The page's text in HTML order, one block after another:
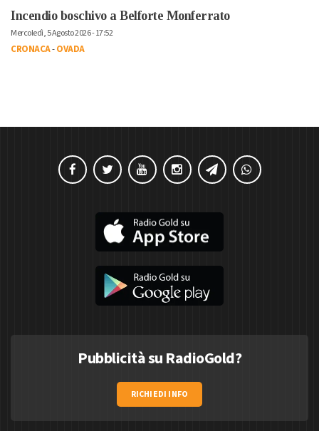
Incendio boschivo a Belforte Monferrato
Mercoledì, 5 Agosto 2026 - 17:52
CRONACA-OVADA
Pubblicità su RadioGold?
RICHIEDI INFO